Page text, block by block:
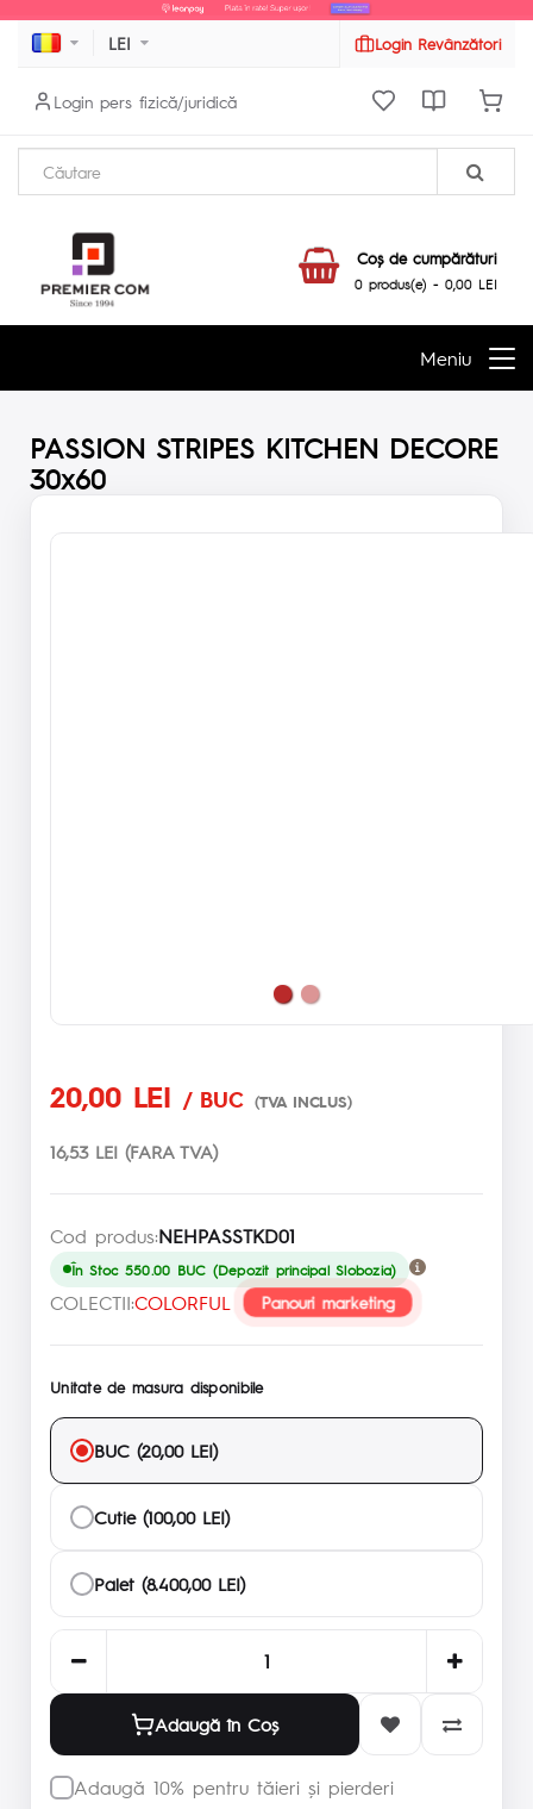
LEI Login Revânzători
Login pers fizică/juridică
Coş de cumpărături
0 produs(e) - 0,00 LEI
Meniu
PASSION STRIPES KITCHEN DECORE
30x60
20,00 LEI / BUC (TVA INCLUS)
16,53 LEI (FARA TVA)
Cod produs:NEHPASSTKD01
În Stoc 550.00 BUC (Depozit principal Slobozia)
COLECTII:COLORFUL Panouri marketing
Unitate de masura disponibile
BUC (20,00 LEI)
Cutie (100,00 LEI)
Palet (8.400,00 LEI)
Adaugă în Coş
Adaugă 10% pentru tăieri și pierderi